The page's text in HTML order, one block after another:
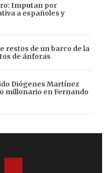
Imputan por
a españoles y
restos de un barco de la
de ánforas
Diógenes Martínez
millonario en Fernando